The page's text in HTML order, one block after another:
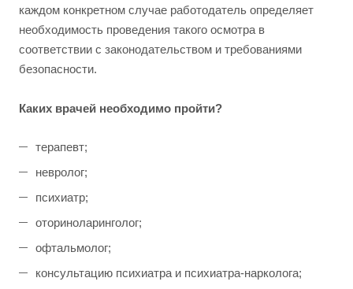
каждом конкретном случае работодатель определяет
необходимость проведения такого осмотра в
соответствии с законодательством и требованиями
безопасности.
Каких врачей необходимо пройти?
терапевт;
невролог;
психиатр;
оториноларинголог;
офтальмолог;
консультацию психиатра и психиатра-нарколога;